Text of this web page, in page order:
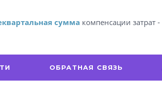
сумма компенсации затрат-
ОБРАТНАЯ СВЯЗЬ